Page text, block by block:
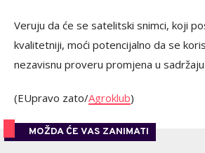
Veruju da će se satelitski snimci, koji
kvalitetniji, moći potencijalno da se
nezavisnu proveru promjena u sadržaju
(EUpravo zato/Agroklub)
MOŽDA ĆE VAS ZANIMATI